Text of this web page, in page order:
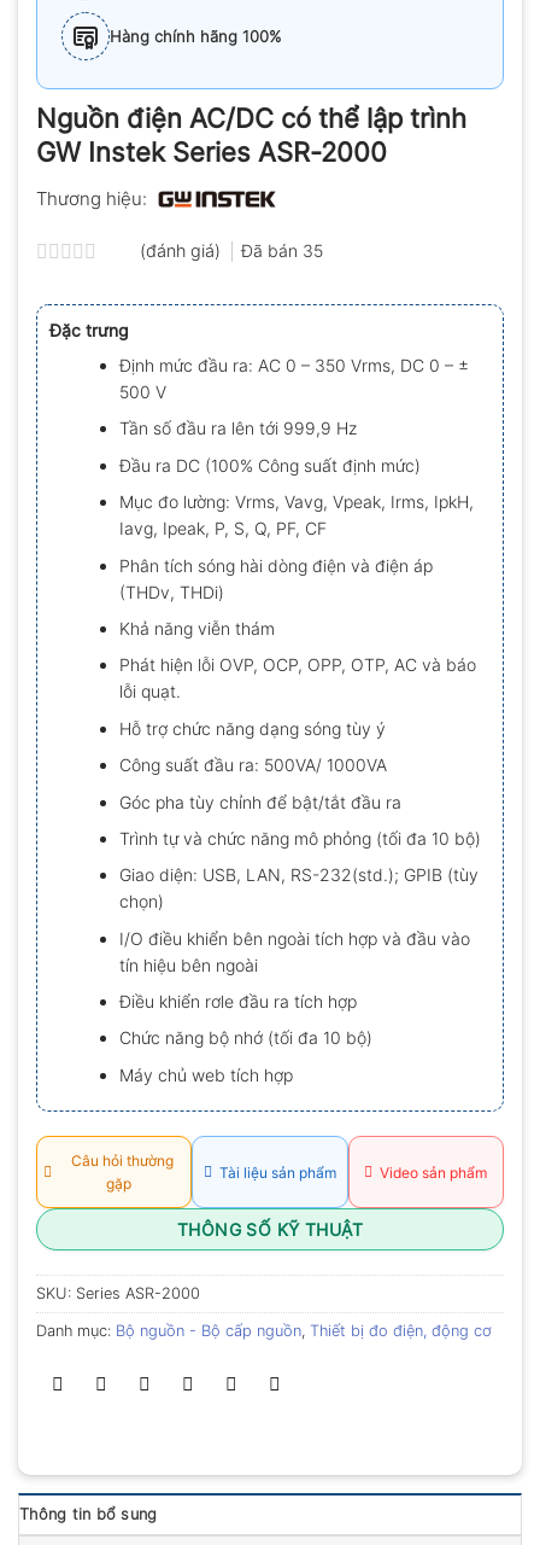
Hàng chính hãng 100%
Nguồn điện AC/DC có thể lập trình
GW Instek Series ASR-2000
Thương hiệu:
xếp
hạng
0.0
5
sao
(đánh giá) Đã bán 35
Đặc trưng
Định mức đầu ra: AC 0 – 350 Vrms, DC 0 – ±
500 V
Tần số đầu ra lên tới 999,9 Hz
Đầu ra DC (100% Công suất định mức)
Mục đo lường: Vrms, Vavg, Vpeak, Irms, IpkH,
Iavg, Ipeak, P, S, Q, PF, CF
Phân tích sóng hài dòng điện và điện áp
(THDv, THDi)
Khả năng viễn thám
Phát hiện lỗi OVP, OCP, OPP, OTP, AC và báo
lỗi quạt.
Hỗ trợ chức năng dạng sóng tùy ý
Công suất đầu ra: 500VA/ 1000VA
Góc pha tùy chỉnh để bật/tắt đầu ra
Trình tự và chức năng mô phỏng (tối đa 10 bộ)
Giao diện: USB, LAN, RS-232(std.); GPIB (tùy
chọn)
I/O điều khiển bên ngoài tích hợp và đầu vào
tín hiệu bên ngoài
Điều khiển rơle đầu ra tích hợp
Chức năng bộ nhớ (tối đa 10 bộ)
Máy chủ web tích hợp
Câu hỏi thường
gặp
Tài liệu sản phẩm Video sản phẩm
THÔNG SỐ KỸ THUẬT
SKU: Series ASR-2000
Danh mục: Bộ nguồn - Bộ cấp nguồn, Thiết bị đo điện, động cơ
Thông tin bổ sung